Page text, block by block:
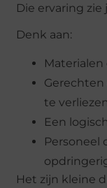
Die ervaring zie
Denk aan:
Materialen
te verliezen
Een
Personeel
Het zijn kleine